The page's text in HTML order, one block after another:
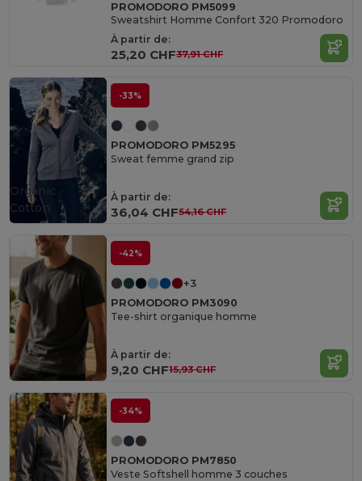
PROMODORO PM5099
Sweatshirt Homme Confort 320 Promodoro
À partir de:
25,20 CHF37,91 CHF
-33%
PROMODORO PM5295
Sweat femme grand zip
À partir de:
36,04 CHF54,16 CHF
Organic
Cotton
-42%
+3
PROMODORO PM3090
Tee-shirt organique homme
À partir de:
9,20 CHF15,93 CHF
-34%
PROMODORO PM7850
Veste Softshell homme 3 couches